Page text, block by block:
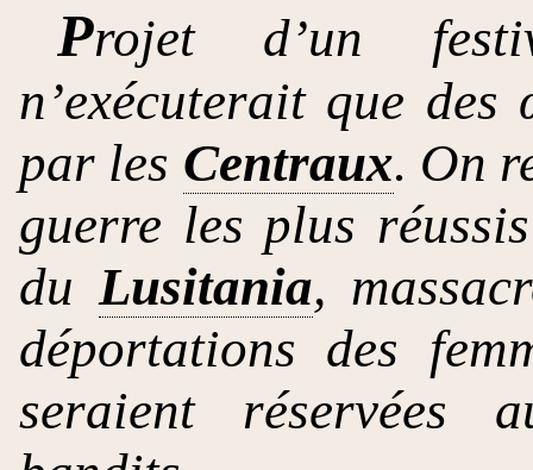
Projet d’un
n’exécuterait que des
par les Centraux. On
guerre les plus
du Lusitania,
déportations des
seraient réservées